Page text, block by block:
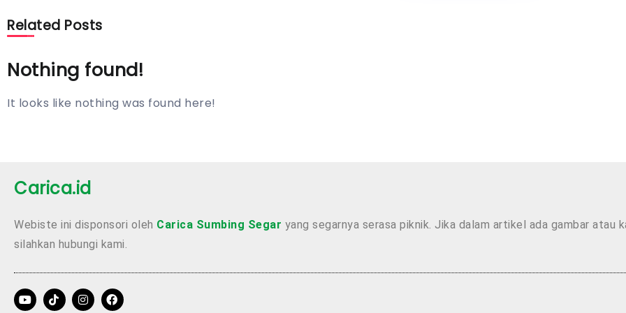
Related Posts
Nothing found!
It looks like nothing was found here!
Carica.id
Webiste ini disponsori oleh Carica Sumbing Segar yang segarnya serasa piknik. Jika dalam artikel ada gambar atau
silahkan hubungi kami.